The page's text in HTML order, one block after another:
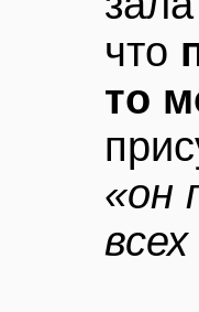
что
то
«он